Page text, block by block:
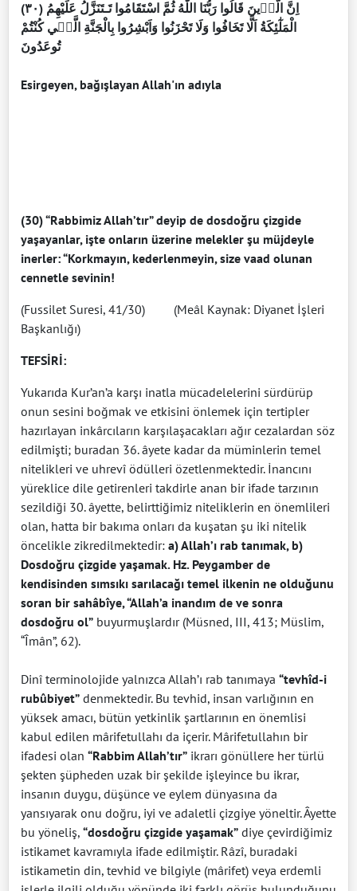
(٣٠) اِنَّ الَّذٖينَ قَالُوا رَبُّنَا اللّٰهُ ثُمَّ اسْتَقَامُوا تَـتَنَزَّلُ عَلَيْهِمُ
الْمَلٰٓئِكَةُ اَلَّا تَخَافُوا وَلَا تَحْزَنُوا وَاَبْشِرُوا بِالْجَنَّةِ الَّتٖي كُنْتُمْ
تُوعَدُونَ
Esirgeyen, bağışlayan Allah'ın adıyla
(30) “Rabbimiz Allah’tır” deyip de dosdoğru çizgide
yaşayanlar, işte onların üzerine melekler şu müjdeyle
inerler: “Korkmayın, kederlenmeyin, size vaad olunan
cennetle sevinin!
(Fussilet Suresi, 41/30) (Meâl Kaynak: Diyanet İşleri
Başkanlığı)
TEFSİRİ:
Yukarıda Kur’an’a karşı inatla mücadelelerini sürdürüp
onun sesini boğmak ve etkisini önlemek için tertipler
hazırlayan inkârcıların karşılaşacakları ağır cezalardan söz
edilmişti; buradan 36. âyete kadar da müminlerin temel
nitelikleri ve uhrevî ödülleri özetlenmektedir. İnancını
yüreklice dile getirenleri takdirle anan bir ifade tarzının
sezildiği 30. âyette, belirttiğimiz niteliklerin en önemlileri
olan, hatta bir bakıma onları da kuşatan şu iki nitelik
öncelikle zikredilmektedir: a) Allah’ı rab tanımak, b)
Dosdoğru çizgide yaşamak. Hz. Peygamber de
kendisinden sımsıkı sarılacağı temel ilkenin ne olduğunu
soran bir sahâbîye, “Allah’a inandım de ve sonra
dosdoğru ol” buyurmuşlardır (Müsned, III, 413; Müslim,
“Îmân”, 62).
Dinî terminolojide yalnızca Allah’ı rab tanımaya “tevhîd-i
rubûbiyet” denmektedir. Bu tevhid, insan varlığının en
yüksek amacı, bütün yetkinlik şartlarının en önemlisi
kabul edilen mârifetullahı da içerir. Mârifetullahın bir
ifadesi olan “Rabbim Allah’tır” ikrarı gönüllere her türlü
şekten şüpheden uzak bir şekilde işleyince bu ikrar,
insanın duygu, düşünce ve eylem dünyasına da
yansıyarak onu doğru, iyi ve adaletli çizgiye yöneltir. Âyette
bu yöneliş, “dosdoğru çizgide yaşamak” diye çevirdiğimiz
istikamet kavramıyla ifade edilmiştir. Râzî, buradaki
istikametin din, tevhid ve bilgiyle (mârifet) veya erdemli